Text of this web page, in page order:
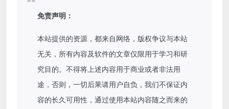
免责声明：
本站提供的资源，都来自网络，版权争议与本站
无关，所有内容及软件的文章仅限用于学习和研
究目的。不得将上述内容用于商业或者非法用
途，否则，一切后果请用户自负，我们不保证内
容的长久可用性，通过使用本站内容随之而来的